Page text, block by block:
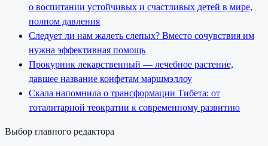
о воспитании устойчивых и счастливых детей в мире,
полном давления
Следует ли нам жалеть слепых? Вместо сочувствия им
нужна эффективная помощь
Прокурник лекарственный — лечебное растение,
давшее название конфетам маршмэллоу
Скала напомнила о трансформации Тибета: от
тоталитарной теократии к современному развитию
Выбор главного редактора